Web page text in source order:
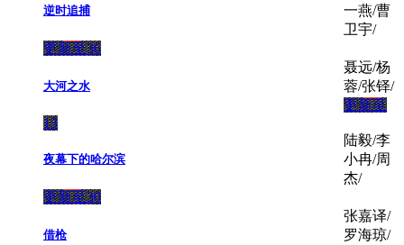
逆时追捕
一燕/曹
卫宇/
更新至36
大河之水
聂远/杨
蓉/张铎/
更新至
13
夜幕下的哈尔滨
陆毅/李
小冉/周
杰/
更新至30
借枪
张嘉译/
罗海琼/